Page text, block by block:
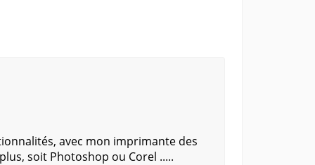
avec mon imprimante des
soit Photoshop ou Corel .....